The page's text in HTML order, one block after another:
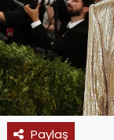
Paylaş